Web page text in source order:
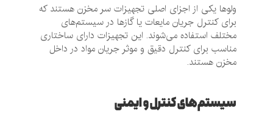
ولوها یکی از اجزای اصلی تجهیزات سر مخزن هستند که
برای کنترل جریان مایعات یا گازها در سیستم‌های
مختلف استفاده می‌شوند. این تجهیزات دارای ساختاری
مناسب برای کنترل دقیق و موثر جریان مواد در داخل
مخزن هستند.
سیستم‌های کنترل و ایمنی